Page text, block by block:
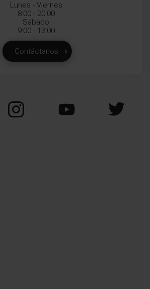
Lunes - Viernes
8:00 - 20:00
Sábado
9:00 - 13:00
Contáctanos